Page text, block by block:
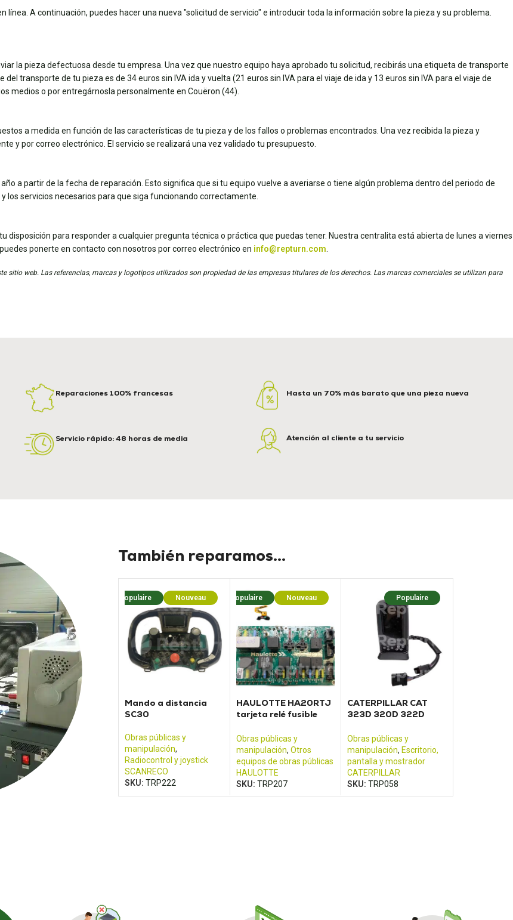
línea. A continuación, puedes hacer una nueva "solicitud de servicio" e introducir toda la información sobre la pieza y su problema.
la pieza defectuosa desde tu empresa. Una vez que nuestro equipo haya aprobado tu solicitud, recibirás una etiqueta de transporte
transporte de tu pieza es de 34 euros sin IVA ida y vuelta (21 euros sin IVA para el viaje de ida y 13 euros sin IVA para el viaje de
medios o por entregárnosla personalmente en Couëron (44).
a medida en función de las características de tu pieza y de los fallos o problemas encontrados. Una vez recibida la pieza y
y por correo electrónico. El servicio se realizará una vez validado tu presupuesto.
a partir de la fecha de reparación. Esto significa que si tu equipo vuelve a averiarse o tiene algún problema dentro del periodo de
servicios necesarios para que siga funcionando correctamente.
disposición para responder a cualquier pregunta técnica o práctica que puedas tener. Nuestra centralita está abierta de lunes a viernes
puedes ponerte en contacto con nosotros por correo electrónico en info@repturn.com
sitio web. Las referencias, marcas y logotipos utilizados son propiedad de las empresas titulares de los derechos. Las marcas comerciales se utilizan para
Reparaciones 100% francesas
Servicio rápido: 48 horas de media
Hasta un 70% más barato que una pieza nueva
Atención al cliente a tu servicio
También reparamos...
Populaire Nouveau
Mando a distancia
SC30
Obras públicas y
manipulación,
Radiocontrol y joystick
SCANRECO
SKU: TRP222
Populaire Nouveau
HAULOTTE HA20RTJ
tarjeta relé fusible
Obras públicas y
manipulación, Otros
equipos de obras públicas
HAULOTTE
SKU: TRP207
Populaire
CATERPILLAR CAT
323D 320D 322D
pantalla de control
Obras públicas y
manipulación, Escritorio,
pantalla y mostrador
CATERPILLAR
SKU:TRP058